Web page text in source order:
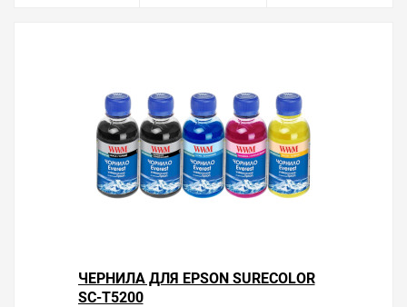
ЧЕРНИЛА ДЛЯ EPSON SURECOLOR
SC-T5200